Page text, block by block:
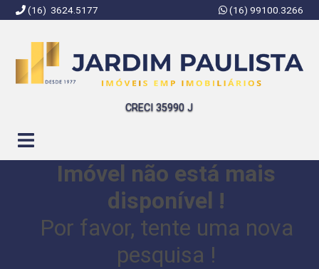
(16) 3624.5177 (16) 99100.3266
CRECI 35990 J
Imóvel não está mais
disponível !
Por favor, tente uma nova
pesquisa !